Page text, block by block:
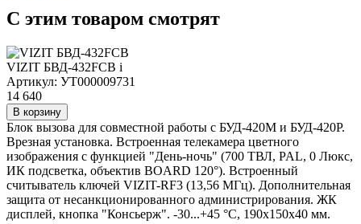
C этим товаром смотрят
VIZIT БВД-432FCB i
Артикул: УТ000009731
14 640
В корзину
Блок вызова для совместной работы с БУД-420M и БУД-420Р.
Врезная установка. Встроенная телекамера цветного
изображения с функцией "День-ночь" (700 ТВЛ, PAL, 0 Люкс,
ИК подсветка, объектив BOARD 120°). Встроенный
считыватель ключей VIZIT-RF3 (13,56 МГц). Дополнительная
защита от несанкционированного администрирования. ЖК
дисплей, кнопка "Консьерж". -30...+45 °C, 190х150х40 мм.